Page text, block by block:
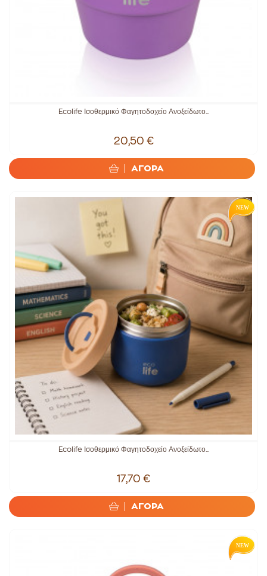
Ecolife Ισοθερμικό Φαγητοδοχείο Ανοξείδωτο...
20,50 €
ΑΓΟΡΑ
Ecolife Ισοθερμικό Φαγητοδοχείο Ανοξείδωτο...
17,70 €
ΑΓΟΡΑ